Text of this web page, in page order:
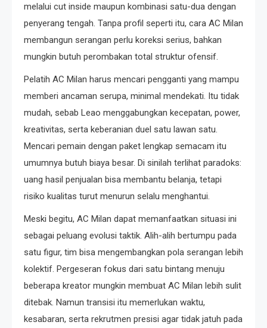
melalui cut inside maupun kombinasi satu-dua dengan
penyerang tengah. Tanpa profil seperti itu, cara AC Milan
membangun serangan perlu koreksi serius, bahkan
mungkin butuh perombakan total struktur ofensif.
Pelatih AC Milan harus mencari pengganti yang mampu
memberi ancaman serupa, minimal mendekati. Itu tidak
mudah, sebab Leao menggabungkan kecepatan, power,
kreativitas, serta keberanian duel satu lawan satu.
Mencari pemain dengan paket lengkap semacam itu
umumnya butuh biaya besar. Di sinilah terlihat paradoks:
uang hasil penjualan bisa membantu belanja, tetapi
risiko kualitas turut menurun selalu menghantui.
Meski begitu, AC Milan dapat memanfaatkan situasi ini
sebagai peluang evolusi taktik. Alih-alih bertumpu pada
satu figur, tim bisa mengembangkan pola serangan lebih
kolektif. Pergeseran fokus dari satu bintang menuju
beberapa kreator mungkin membuat AC Milan lebih sulit
ditebak. Namun transisi itu memerlukan waktu,
kesabaran, serta rekrutmen presisi agar tidak jatuh pada